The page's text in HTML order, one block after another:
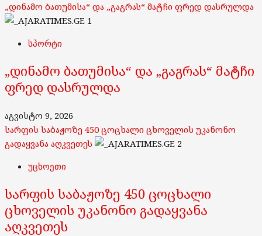
„დინამო ბათუმისა“ და „გაგრას“ მატჩი ფრედ დასრულდა
1
სპორტი
„დინამო ბათუმისა“ და „გაგრას“ მატჩი
ფრედ დასრულდა
აგვისტო 9, 2026
სარფის საბაჟოზე 450 ცოცხალი ცხოველის უკანონო
გადაყვანა აღკვეთეს
2
უცხოეთი
სარფის საბაჟოზე 450 ცოცხალი
ცხოველის უკანონო გადაყვანა
აღკვეთეს